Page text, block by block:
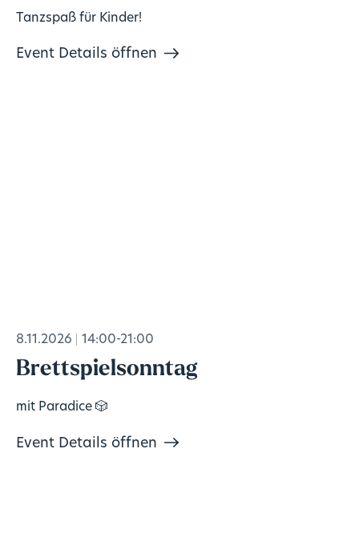
Tanzspaß für Kinder!
Event Details öffnen
8.11.2026 14:00-21:00
Brettspielsonntag
mit Paradice 🎲
Event Details öffnen